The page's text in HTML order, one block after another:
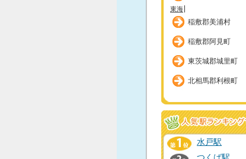
東海
稲敷郡美浦村
稲敷郡阿見町
東茨城郡城里町
北相馬郡利根町
水戸駅
つくば駅